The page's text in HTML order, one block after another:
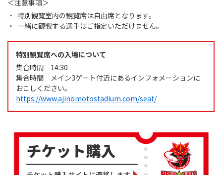
＜注意事項＞
特別観覧室内の観覧席は自由席となります。
一緒に観戦する選手はご指定いただけません。
特別観覧席への入場について​
集合時間 14:30
集合時間 メイン3ゲート付近にあるインフォメーションに
おこしください。
https://www.ajinomotostadium.com/seat/